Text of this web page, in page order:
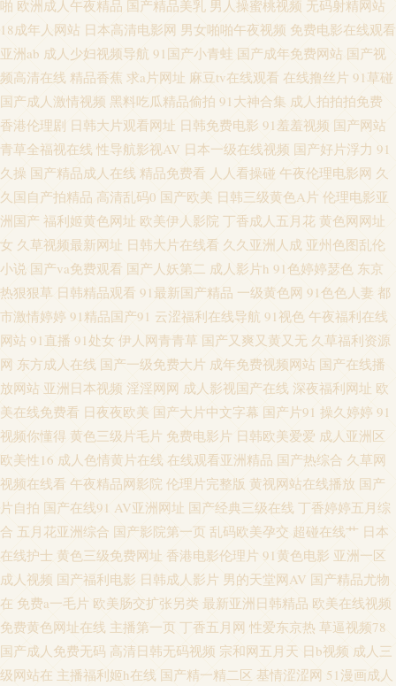
日韩性另类 97久草超碰 国产一区二区久久 欧洲综合色图 无码岛国色情 尤物
激情在线 变态另类天堂 黄色仓库网址 欧美性爱派对网站 婷婷精品一区二区
51视频网 av米奇影音 豆花一区 九九久久99 欧美肏屄小视频 日韩欧美精品撸
18岁已成人看片 AV午夜网 国产精品官网 久久综合丁香五月 色婷婷成人网址
中文字幕51黑料 97精品电影网 成人福利网站 日韩精品免费观看 超碰九7 欧
色综合另类 91网站永久免费 国产韩日第一页 美女午夜影院 日韩理论三级 亚
洲3级电影 91在线入口 豆花AV在线播放 久草视频国产片 欧美性爱免费 深夜
福利导航站 91最新 东方黄色A片 精品福利导航 欧美第18页 日韩中文欧美 亚
洲无码蜜桃 91网站视频播放 成人奭片 黄色三级片yyc 欧美性爱com 大香蕉大
香蕉AⅤ 丝袜美腿自慰 91成人小视频 超碰99自拍 黄色91app 欧美透明视频一
区 午夜福利禽 91探花在线吃瓜 成人日韩免费 麻豆午夜剧场 网站色片 91视频
国产传媒 亚洲在钱 超碰人妻人射 九一福利区 色图专区区 91N福利网 超碰97
打炮在线 韩国免费aa 欧美人妖视频 午夜成人直播午夜 91视频人口 久久人人
啪 欧洲成人午夜精品 国产精品美乳 男人操蜜桃视频 无码射精网站
18成年人网站 日本高清电影网 男女啪啪午夜视频 免费电影在线观看
亚洲ab 成人少妇视频导航 91国产小青蛙 国产成年免费网站 国产视
频高清在线 精品香蕉 求a片网址 麻豆tv在线观看 在线撸丝片 91草碰
国产成人激情视频 黑料吃瓜精品偷拍 91大神合集 成人拍拍拍免费
香港伦理剧 日韩大片观看网址 日韩免费电影 91羞羞视频 国产网站
青草全福视在线 性导航影视AV 日本一级在线视频 国产好片浮力 91
久操 国产精品成人在线 精品免费看 人人看操碰 午夜伦理电影网 久
久国自产拍精品 高清乱码0 国产欧美 日韩三级黄色A片 伦理电影亚
洲国产 福利姬黄色网址 欧美伊人影院 丁香成人五月花 黄色网网址
女 久草视频最新网址 日韩大片在线看 久久亚洲人成 亚州色图乱伦
小说 国产va免费观看 国产人妖第二 成人影片h 91色婷婷瑟色 东京
热狠狠草 日韩精品观看 91最新国产精品 一级黄色网 91色色人妻 都
市激情婷婷 91精品国产91 云涩福利在线导航 91视色 午夜福利在线
网站 91直播 91处女 伊人网青青草 国产又爽又黄又无 久草福利资源
网 东方成人在线 国产一级免费大片 成年免费视频网站 国产在线播
放网站 亚洲日本视频 淫淫网网 成人影视国产在线 深夜福利网址 欧
美在线免费看 日夜夜欧美 国产大片中文字幕 国产片91 操久婷婷 91
视频你懂得 黄色三级片毛片 免费电影片 日韩欧美爱爱 成人亚洲区
欧美性16 成人色情黄片在线 在线观看亚洲精品 国产热综合 久草网
视频在线看 午夜精品网影院 伦理片完整版 黄视网站在线播放 国产
片自拍 国产在线91 AV亚洲网址 国产经典三级在线 丁香婷婷五月综
合 五月花亚洲综合 国产影院第一页 乱码欧美孕交 超碰在线艹 日本
在线护士 黄色三级免费网址 香港电影伦理片 91黄色电影 亚洲一区
成人视频 国产福利电影 日韩成人影片 男的天堂网AV 国产精品尤物
在 免费a一毛片 欧美肠交扩张另类 最新亚洲日韩精品 欧美在线视频
免费黄色网址在线 主播第一页 丁香五月网 性爱东京热 草逼视频78
国产成人免费无码 高清日韩无码视频 宗和网五月天 日b视频 成人三
级网站在 主播福利姬h在线 国产精一精二区 基情涩涩网 51漫画成人